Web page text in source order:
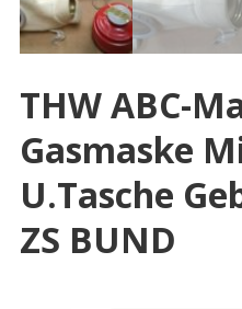
THW ABC-
Gasmaske
U.Tasche
ZS BUND